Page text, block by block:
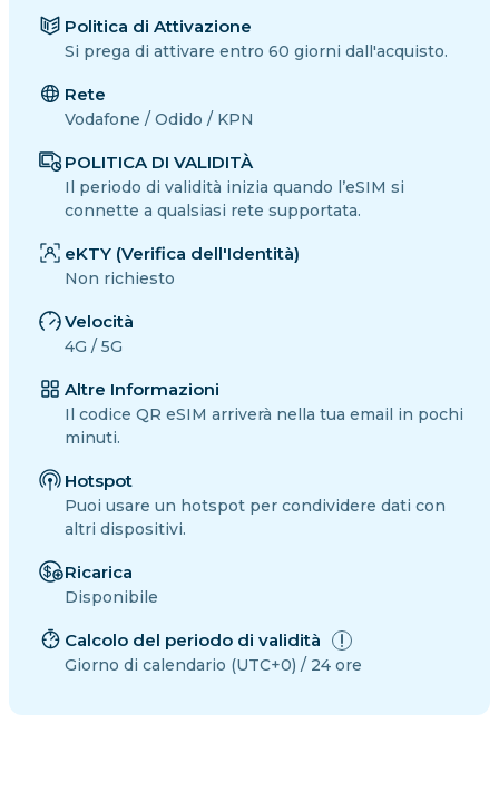
Politica di Attivazione
Si prega di attivare entro 60 giorni dall'acquisto.
Rete
Vodafone / Odido / KPN
POLITICA DI VALIDITÀ
Il periodo di validità inizia quando l’eSIM si
connette a qualsiasi rete supportata.
eKTY (Verifica dell'Identità)
Non richiesto
Velocità
4G / 5G
Altre Informazioni
Il codice QR eSIM arriverà nella tua email in pochi
minuti.
Hotspot
Puoi usare un hotspot per condividere dati con
altri dispositivi.
Ricarica
Disponibile
Calcolo del periodo di validità
Giorno di calendario (UTC+0) / 24 ore